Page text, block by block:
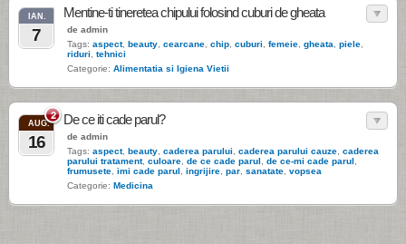
IAN.
7
Mentine-ti tineretea chipului folosind cuburi de gheata
de admin
Tags: aspect, beauty cearcane chip cuburi femeie gheata piele
riduri
tehnici
Categorie: Alimentatia si Igiena Vietii
2
AUG.
16
De ce iti cade parul?
de admin
Tags: aspect, beauty caderea parului caderea parului cauze caderea
parului tratament, culoare de ce cade parul de ce-mi cade parul
frumusete imi cade parul ingrijire par sanatate vopsea
Categorie: Medicina